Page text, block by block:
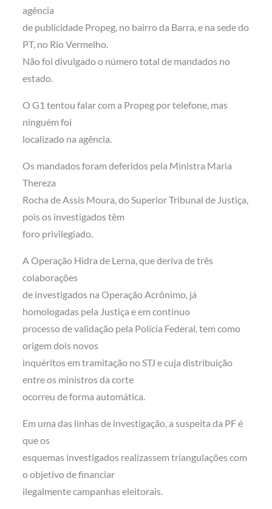
agência
de publicidade Propeg, no bairro da Barra, e na sede do
PT, no Rio Vermelho.
Não foi divulgado o número total de mandados no
estado.
O G1 tentou falar com a Propeg por telefone, mas
ninguém foi
localizado na agência.
Os mandados foram deferidos pela Ministra Maria
Thereza
Rocha de Assis Moura, do Superior Tribunal de Justiça,
pois os investigados têm
foro privilegiado.
A Operação Hidra de Lerna, que deriva de três
colaborações
de investigados na Operação Acrônimo, já
homologadas pela Justiça e em contínuo
processo de validação pela Polícia Federal, tem como
origem dois novos
inquéritos em tramitação no STJ e cuja distribuição
entre os ministros da corte
ocorreu de forma automática.
Em uma das linhas de investigação, a suspeita da PF é
que os
esquemas investigados realizassem triangulações com
o objetivo de financiar
ilegalmente campanhas eleitorais.